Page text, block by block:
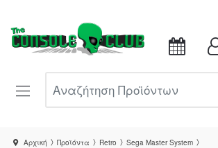
Αρχική Προϊόντα Retro
Sega Master System